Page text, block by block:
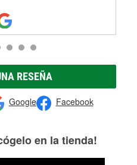
RESEÑA
Google Facebook
en la tienda!